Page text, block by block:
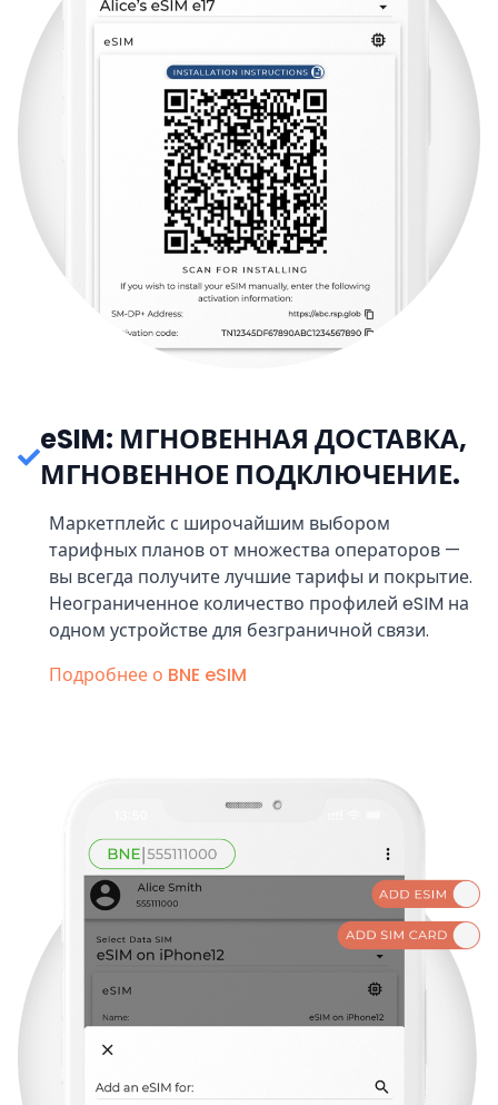
eSIM: МГНОВЕННАЯ ДОСТАВКА,
МГНОВЕННОЕ ПОДКЛЮЧЕНИЕ.
Маркетплейс с широчайшим выбором
тарифных планов от множества операторов —
вы всегда получите лучшие тарифы и покрытие.
Неограниченное количество профилей eSIM на
одном устройстве для безграничной связи.
Подробнее о BNE eSIM